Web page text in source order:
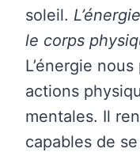
soleil.
le corps
L’énergie
actions
mentales. Il
capables de